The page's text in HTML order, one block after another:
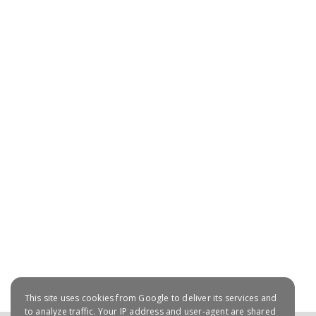
This site uses cookies from Google to deliver its services and
to analyze traffic. Your IP address and user-agent are shared